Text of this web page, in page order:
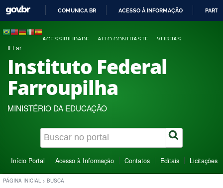
COMUNICA BR ACESSO À INFORMAÇÃO
ACESSIBILIDADE ALTO CONTRASTE VLIBRAS
IFFar
Instituto Federal
Farroupilha
MINISTÉRIO DA EDUCAÇÃO
Início Portal Acesso à Informação Contatos Editais Licitações
PÁGINA INICIAL > BUSCA